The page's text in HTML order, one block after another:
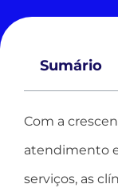
Sumário
Com a
atendimento
serviços, as